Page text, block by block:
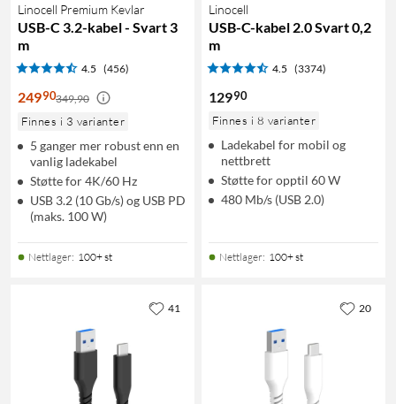
Linocell Premium Kevlar
USB-C 3.2-kabel - Svart 3
m
4.5 (456)
24990349,90
Finnes i 3 varianter
5 ganger mer robust enn en
vanlig ladekabel
Støtte for 4K/60 Hz
USB 3.2 (10 Gb/s) og USB PD
(maks. 100 W)
Nettlager: 100+ st
Linocell
USB-C-kabel 2.0 Svart 0,2
m
4.5 (3374)
12990
Finnes i 8 varianter
Ladekabel for mobil og
nettbrett
Støtte for opptil 60 W
480 Mb/s (USB 2.0)
Nettlager: 100+ st
41 20